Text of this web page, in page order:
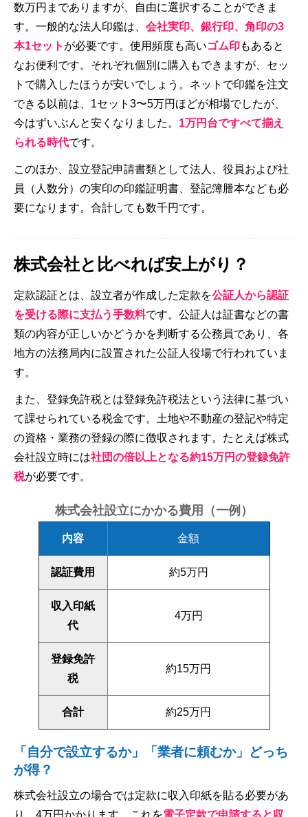
数万円までありますが、自由に選択することができま
す。一般的な法人印鑑は、 会社実印、銀行印、角印の3
本1セット が必要です。使用頻度も高いゴム印もあると
なお便利です。それぞれ個別に購入もできますが、セッ
トで購入したほうが安いでしょう。ネットで印鑑を注文
できる以前は、1セット3〜5万円ほどが相場でしたが、
今はずいぶんと安くなりました。 1万円台ですべて揃え
られる時代です。
このほか、設立登記申請書類として法人、役員および社
員（人数分）の実印の印鑑証明書、登記簿謄本なども必
要になります。合計しても数千円です。
株式会社と比べれば安上がり？
定款認証とは、設立者が作成した定款を公証人から認証
を受ける際に支払う手数料です。公証人は証書などの書
類の内容が正しいかどうかを判断する公務員であり、各
地方の法務局内に設置された公証人役場で行われていま
す。
また、登録免許税とは登録免許税法という法律に基づい
て課せられている税金です。土地や不動産の登記や特定
の資格・業務の登録の際に徴収されます。たとえば株式
会社設立時には社団の倍以上となる約15万円の登録免許
税が必要です。
株式会社設立にかかる費用（一例）
内容 金額
認証費用 約5万円
収入印紙
代
4万円
登録免許
税
約15万円
合計 約25万円
「自分で設立するか」「業者に頼むか」どっち
が得？
株式会社設立の場合では定款に収入印紙を貼る必要があ
り、4万円かかります。これを電子定款で申請すると収